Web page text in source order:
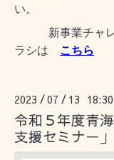
い。
新事業チャレン
ラシは こちら
2023 /07 / 13 18:30
令和５年度青
支援セミナー